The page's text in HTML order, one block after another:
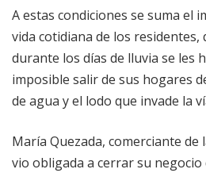
A estas condiciones se suma el
vida cotidiana de los residentes,
durante los días de lluvia se les
imposible salir de sus hogares
de agua y el lodo que invade la
María Quezada, comerciante de
vio obligada a cerrar su